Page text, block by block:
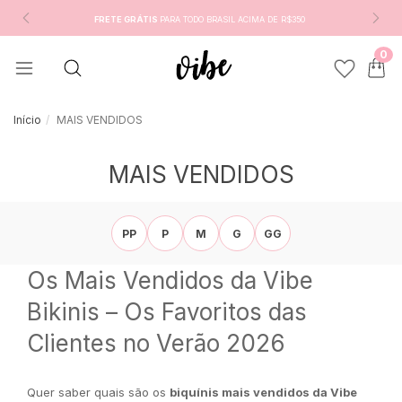
FRETE GRÁTIS PARA TODO BRASIL ACIMA DE R$350
0
Início MAIS VENDIDOS
MAIS VENDIDOS
PP P M G GG
Os Mais Vendidos da Vibe
Bikinis – Os Favoritos das
Clientes no Verão 2026
Quer saber quais são os biquínis mais vendidos da Vibe